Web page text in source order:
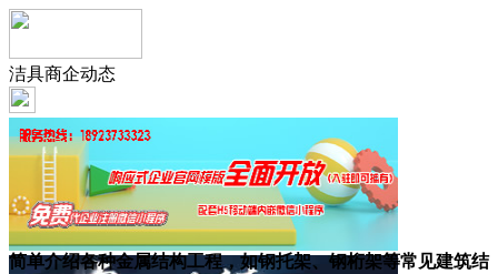
洁具商企动态
简单介绍各种金属结构工程，如钢托架、钢桁架等常见建筑结